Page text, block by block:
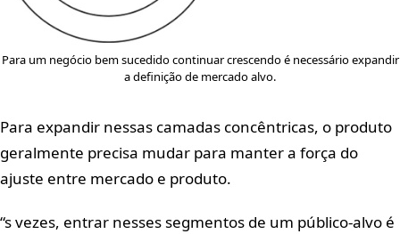
Para um negócio bem sucedido continuar crescendo é necessário expandir
a definição de mercado alvo.
Para expandir nessas camadas concêntricas, o produto
geralmente precisa mudar para manter a força do
ajuste entre mercado e produto.
“s vezes, entrar nesses segmentos de um público-alvo é